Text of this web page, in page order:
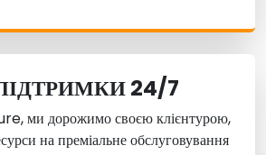
24/7
, ми дорожимо своєю клієнтурою,
на преміальне обслуговування